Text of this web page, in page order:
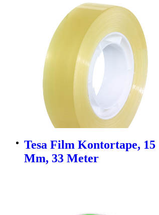
Tesa Film Kontortape, 15
Mm, 33 Meter